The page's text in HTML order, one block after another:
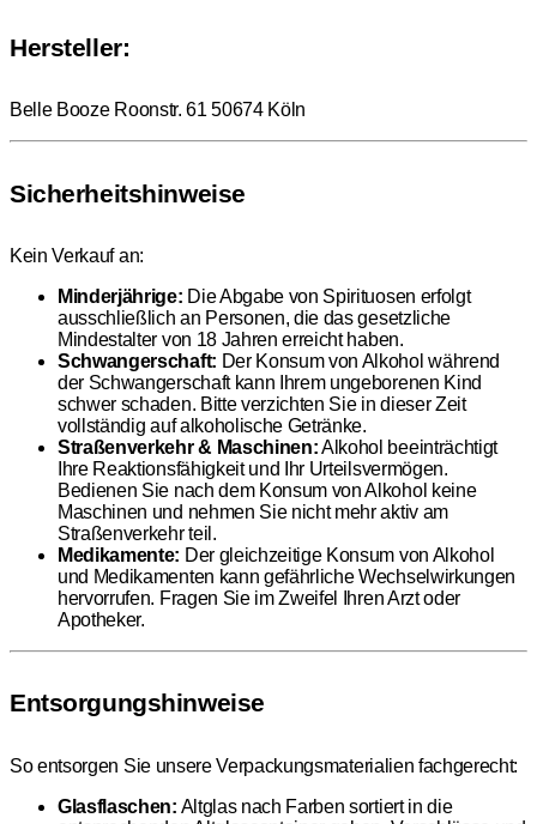
Hersteller:
Belle Booze Roonstr. 61 50674 Köln
Sicherheitshinweise
Kein Verkauf an:
Minderjährige: Die Abgabe von Spirituosen erfolgt
ausschließlich an Personen, die das gesetzliche
Mindestalter von 18 Jahren erreicht haben.
Schwangerschaft: Der Konsum von Alkohol während
der Schwangerschaft kann Ihrem ungeborenen Kind
schwer schaden. Bitte verzichten Sie in dieser Zeit
vollständig auf alkoholische Getränke.
Straßenverkehr & Maschinen:Alkohol beeinträchtigt
Ihre Reaktionsfähigkeit und Ihr Urteilsvermögen.
Bedienen Sie nach dem Konsum von Alkohol keine
Maschinen und nehmen Sie nicht mehr aktiv am
Straßenverkehr teil.
Medikamente: Der gleichzeitige Konsum von Alkohol
und Medikamenten kann gefährliche Wechselwirkungen
hervorrufen. Fragen Sie im Zweifel Ihren Arzt oder
Apotheker.
Entsorgungshinweise
So entsorgen Sie unsere Verpackungsmaterialien fachgerecht:
Glasflaschen: Altglas nach Farben sortiert in die